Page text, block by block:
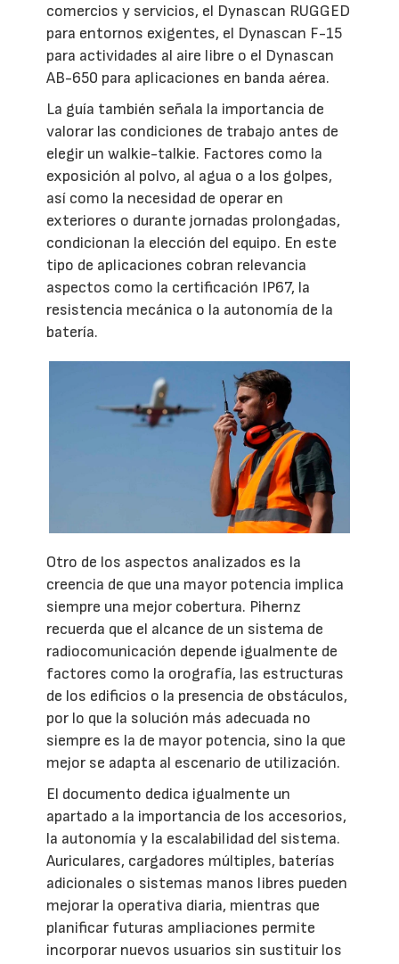
comercios y servicios, el Dynascan RUGGED
para entornos exigentes, el Dynascan F-15
para actividades al aire libre o el Dynascan
AB-650 para aplicaciones en banda aérea.
La guía también señala la importancia de
valorar las condiciones de trabajo antes de
elegir un walkie-talkie. Factores como la
exposición al polvo, al agua o a los golpes,
así como la necesidad de operar en
exteriores o durante jornadas prolongadas,
condicionan la elección del equipo. En este
tipo de aplicaciones cobran relevancia
aspectos como la certificación IP67, la
resistencia mecánica o la autonomía de la
batería.
Otro de los aspectos analizados es la
creencia de que una mayor potencia implica
siempre una mejor cobertura. Pihernz
recuerda que el alcance de un sistema de
radiocomunicación depende igualmente de
factores como la orografía, las estructuras
de los edificios o la presencia de obstáculos,
por lo que la solución más adecuada no
siempre es la de mayor potencia, sino la que
mejor se adapta al escenario de utilización.
El documento dedica igualmente un
apartado a la importancia de los accesorios,
la autonomía y la escalabilidad del sistema.
Auriculares, cargadores múltiples, baterías
adicionales o sistemas manos libres pueden
mejorar la operativa diaria, mientras que
planificar futuras ampliaciones permite
incorporar nuevos usuarios sin sustituir los